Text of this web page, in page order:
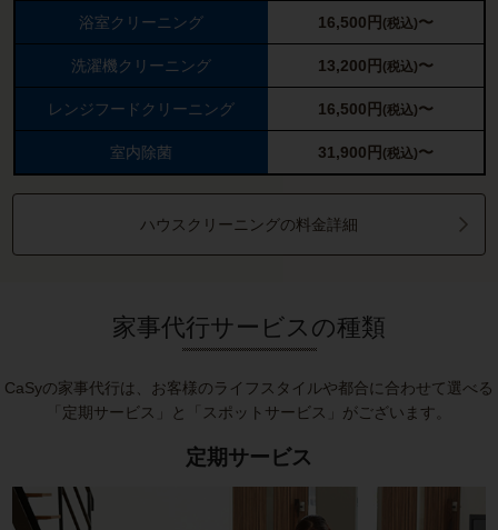
浴室クリーニング 16,500 円 (税込)〜
洗濯機クリーニング 13,200 円 (税込)〜
レンジフードクリーニング 16,500 円 (税込)〜
室内除菌 31,900 円 (税込)〜
ハウスクリーニングの料金詳細
家事代行サービスの種類
CaSyの家事代行は、お客様のライフスタイルや都合に合わせて選べる
「定期サービス」と「スポットサービス」がございます。
定期サービス